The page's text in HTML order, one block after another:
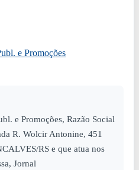
e Promoções, Razão Social
R. Wolcir Antonine, 451
RS e que atua nos
Jornal